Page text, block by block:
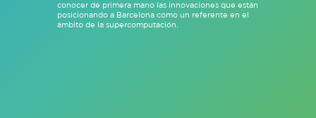
conocer de primera mano las innovaciones que están
posicionando a Barcelona como un referente en el
ámbito de la supercomputación.